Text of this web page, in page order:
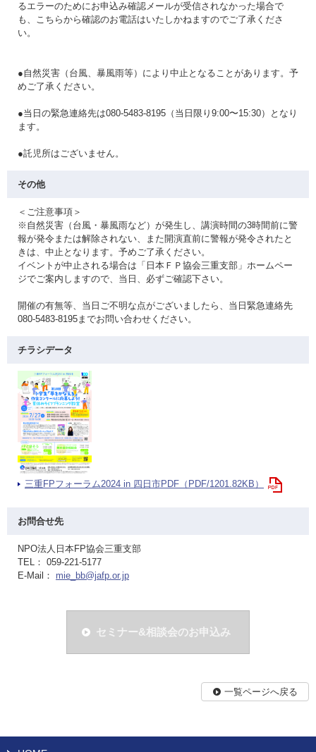
るエラーのためにお申込み確認メールが受信されなかった場合で
も、こちらから確認のお電話はいたしかねますのでご了承くださ
い。
●自然災害（台風、暴風雨等）により中止となることがあります。予
めご了承ください。
●当日の緊急連絡先は080-5483-8195（当日限り9:00〜15:30）となり
ます。
●託児所はございません。
その他
＜ご注意事項＞
※自然災害（台風・暴風雨など）が発生し、講演時間の3時間前に警
報が発令または解除されない、また開演直前に警報が発令されたと
きは、中止となります。予めご了承ください。
イベントが中止される場合は「日本ＦＰ協会三重支部」ホームペー
ジでご案内しますので、当日、必ずご確認下さい。
開催の有無等、当日ご不明な点がございましたら、当日緊急連絡先
080-5483-8195までお問い合わせください。
チラシデータ
三重FPフォーラム2024 in 四日市PDF（PDF/1201.82KB）
お問合せ先
NPO法人日本FP協会三重支部
TEL： 059-221-5177
E-Mail： mie_bb@jafp.or.jp
セミナー&相談会のお申込み
一覧ページへ戻る